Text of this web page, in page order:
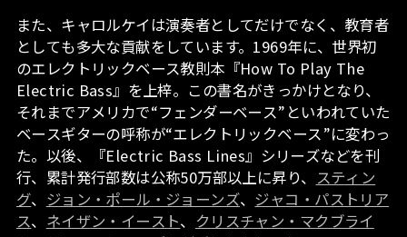
また、キャロルケイは演奏者としてだけでなく、教育者
としても多大な貢献をしています。​1969年に、世界初
のエレクトリックベース教則本『How To Play The
Electric Bass』を上梓。この書名がきっかけとなり、
それまでアメリカで“フェンダーベース”といわれていた
ベースギターの呼称が“エレクトリックベース”に変わっ
た。以後、『Electric Bass Lines』シリーズなどを刊
行、累計発行部数は公称50万部以上に昇り、 スティン
グ、 ジョン・ポール・ジョーンズ、 ジャコ・パストリア
ス、 ネイザン・イースト、 クリスチャン・マクブライ